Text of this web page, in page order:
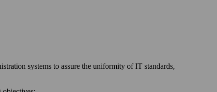
systems to assure the uniformity of IT standards,